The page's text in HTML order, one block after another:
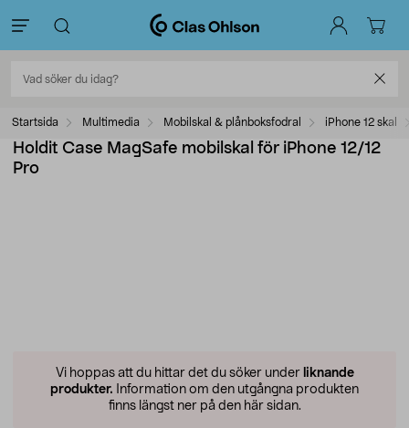
Startsida Multimedia Mobilskal & plånboksfodral iPhone 12 skal
Holdit Case MagSafe mobilskal för iPhone 12/12
Pro
Vi hoppas att du hittar det du söker under liknande
produkter. Information om den utgångna produkten
finns längst ner på den här sidan.